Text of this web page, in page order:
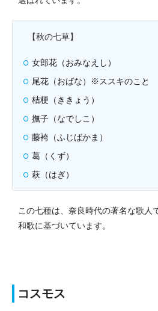
【秋の七草】
女郎花（おみなえし）
尾花（おばな）※ススキのこと
桔梗（ききょう）
撫子（なでしこ）
藤袴（ふじばかま）
葛（くず）
萩（はぎ）
この七種は、奈良時代の著名な歌人
和歌に基づいています。
コスモス